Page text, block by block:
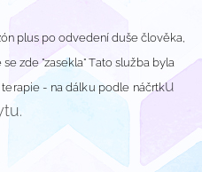
plus po odvedení duše člověka,
zde "zasekla"Tato služba byla
- na dálku podle náčrtku